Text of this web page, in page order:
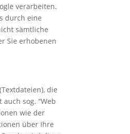
verarbeiten.
durch eine
sämtliche
Sie erhobenen
die
sog. “Web
wie der
über Ihre